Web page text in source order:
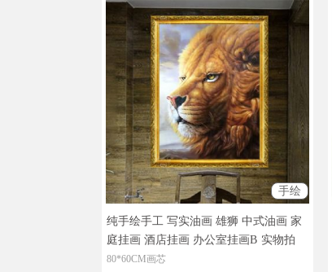
手绘
纯手绘手工 写实油画 雄狮 中式油画 家
庭挂画 酒店挂画 办公室挂画B 实物拍
摄，现货图片，在线支付，全国免邮
80*60CM画芯